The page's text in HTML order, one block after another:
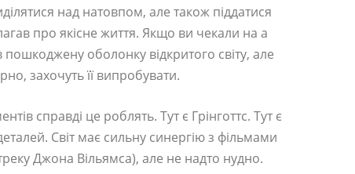
над натовпом, але також піддатися
про якісне життя. Якщо ви чекали на a
оболонку відкритого світу, але
захочуть її випробувати.
справді це роблять. Тут є Грінготтс. Тут є
Світ має сильну синергію з фільмами
Джона Вільямса), але не надто нудно.